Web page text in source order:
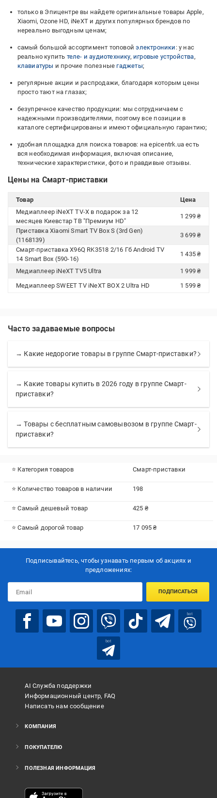
только в Эпицентре вы найдете оригинальные товары Apple,
Xiaomi, Ozone HD, iNeXT и других популярных брендов по
нереально выгодным ценам;
самый большой ассортимент топовойэлектроники : у нас
реально купить теле- и аудиотехнику, игровые устройства,
клавиатуры и прочие полезные гаджеты;
регулярные акции и распродажи, благодаря которым цены
просто тают на глазах;
безупречное качество продукции: мы сотрудничаем с
надежными производителями, поэтому все позиции в
каталоге сертифицированы и имеют официальную гарантию;
удобная площадка для поиска товаров: на epicentrk.ua есть
вся необходимая информация, включая описание,
технические характеристики, фото и правдивые отзывы.
Цены на Смарт-приставки
Товар
Цена
Медиаплеер iNeXT TV-X в подарок за 12
месяцев Киевстар ТВ "Премиум HD"
1 299 ₴
Приставка Xiaomi Smart TV Box S (3rd Gen)
(1168139)
3 699 ₴
Смарт-приставка X96Q RK3518 2/16 Гб Android TV
14 Smart Box (590-16)
1 435 ₴
Медиаплеер iNeXT TV5 Ultra
1 999 ₴
Медиаплеер SWEET TV iNeXT BOX 2 Ultra HD
1 599 ₴
Часто задаваемые вопросы
→ Какие недорогие товары в группе Смарт-приставки?
→ Какие товары купить в 2026 году в группе Смарт-
приставки?
→ Товары с бесплатным самовывозом в группе Смарт-
приставки?
⭐ Категория товаров Смарт-приставки
⭐ Количество товаров в наличии 198
⭐ Самый дешевый товар 425 ₴
⭐ Самый дорогой товар 17 095 ₴
Подписывайтесь, чтобы узнавать первым об акцияx и
предложениях:
ПОДПИСАТЬСЯ
bot
bot
AI Служба поддержки
Информационный центр, FAQ
Написать нам сообщение
КОМПАНИЯ
ПОКУПАТЕЛЮ
ПОЛЕЗНАЯ ИНФОРМАЦИЯ